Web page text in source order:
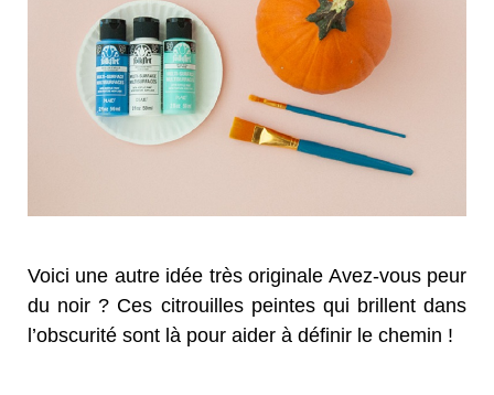
Voici une autre idée très originale Avez-vous peur
du noir ? Ces citrouilles peintes qui brillent dans
l’obscurité sont là pour aider à définir le chemin !